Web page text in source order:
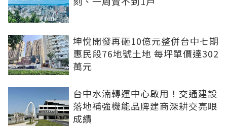
坤悅開發再砸10億元整併台中七期
惠民段76地號土地 每坪單價達302
萬元
台中水湳轉運中心啟用！交通建設
落地補強機能品牌建商深耕交亮眼
成績